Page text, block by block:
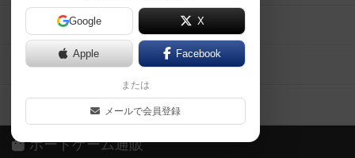
Google X
Apple Facebook
または
メールで会員登録
ボドとも・会員一覧
ボードゲーム業界コラム
ボドゲーマご利用案内
ボードゲーム通販